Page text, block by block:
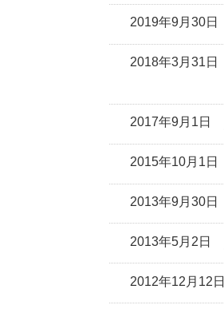
2019年9月30日
2018年3月31日
2017年9月1日
2015年10月1日
2013年9月30日
2013年5月2日
2012年12月12日